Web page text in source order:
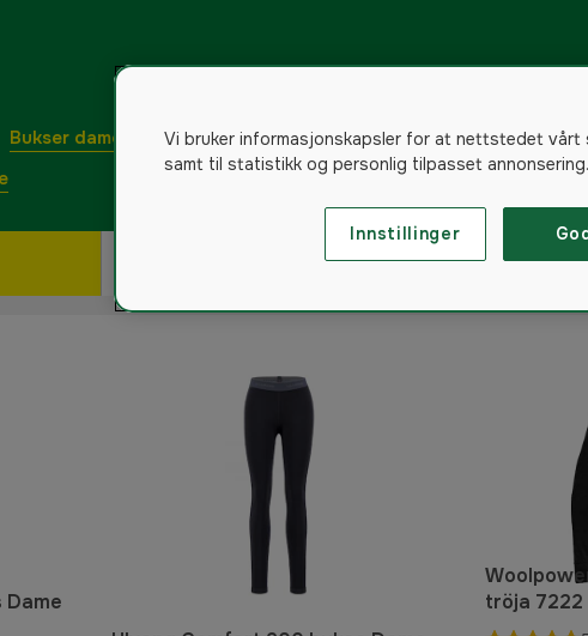
Bukser dame Gensere dame Shorts dame
tröja 7222
Vi bruker informasjonskapsler for at nettstedet vårt
samt til statistikk og personlig tilpasset annonsering.
Innstillinger